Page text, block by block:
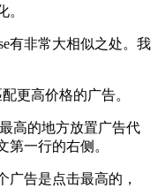
。
有非常大相似之处。我
更高价格的广告。
高的地方放置广告代
一行的右侧。
广告是点击最高的，